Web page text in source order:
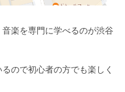
楽を専門に学べるのが渋谷
ので初心者の方でも楽しく